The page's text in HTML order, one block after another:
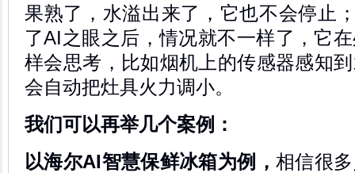
果熟了，水溢出来了，它也不会停止
了AI之眼之后，情况就不一样了，它
样会思考，比如烟机上的传感器感知
会自动把灶具火力调小。
我们可以再举几个案例：
以海尔AI智慧保鲜冰箱为例， 相信很